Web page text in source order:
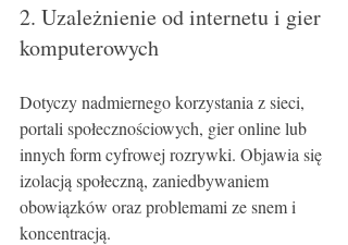
2. Uzależnienie od internetu i gier
komputerowych
Dotyczy nadmiernego korzystania z sieci,
portali społecznościowych, gier online lub
innych form cyfrowej rozrywki. Objawia się
izolacją społeczną, zaniedbywaniem
obowiązków oraz problemami ze snem i
koncentracją.